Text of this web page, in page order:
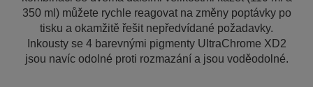
350 ml) můžete rychle reagovat na změny poptávky po
tisku a okamžitě řešit nepředvídané požadavky.
Inkousty se 4 barevnými pigmenty UltraChrome XD2
jsou navíc odolné proti rozmazání a jsou voděodolné.